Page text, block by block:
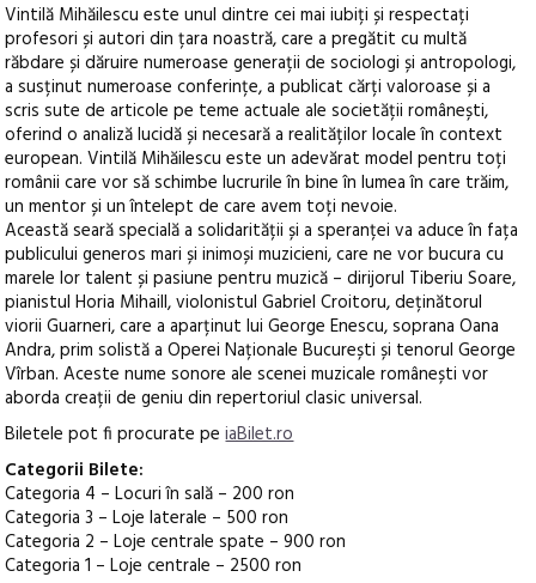
Vintilă Mihăilescu este unul dintre cei mai iubiți și respectați
profesori și autori din țara noastră, care a pregătit cu multă
răbdare și dăruire numeroase generații de sociologi și antropologi,
a susținut numeroase conferințe, a publicat cărți valoroase și a
scris sute de articole pe teme actuale ale societății românești,
oferind o analiză lucidă și necesară a realităților locale în context
european. Vintilă Mihăilescu este un adevărat model pentru toți
românii care vor să schimbe lucrurile în bine în lumea în care trăim,
un mentor și un întelept de care avem toți nevoie.
Această seară specială a solidarității și a speranței va aduce în fața
publicului generos mari și inimoși muzicieni, care ne vor bucura cu
marele lor talent și pasiune pentru muzică – dirijorul Tiberiu Soare,
pianistul Horia Mihaill, violonistul Gabriel Croitoru, deținătorul
viorii Guarneri, care a aparținut lui George Enescu, soprana Oana
Andra, prim solistă a Operei Naționale București și tenorul George
Vîrban. Aceste nume sonore ale scenei muzicale românești vor
aborda creații de geniu din repertoriul clasic universal.
Biletele pot fi procurate peiaBilet.ro
Categorii Bilete:
Categoria 4 – Locuri în sală – 200 ron
Categoria 3 – Loje laterale – 500 ron
Categoria 2 – Loje centrale spate – 900 ron
Categoria 1 – Loje centrale – 2500 ron